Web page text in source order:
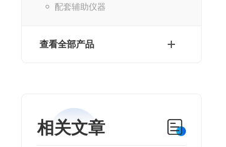
配套辅助仪器
查看全部产品
相关文章